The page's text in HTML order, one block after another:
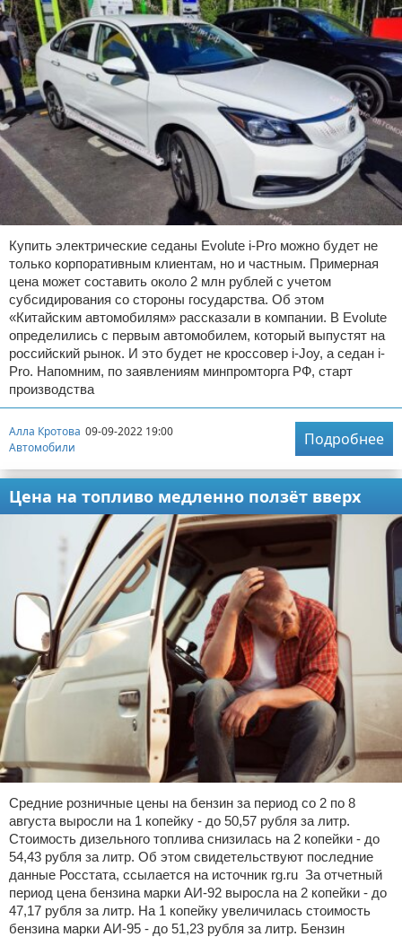
Купить электрические седаны Evolute i-Pro можно будет не
только корпоративным клиентам, но и частным. Примерная
цена может составить около 2 млн рублей с учетом
субсидирования со стороны государства. Об этом
«Китайским автомобилям» рассказали в компании. В Evolute
определились с первым автомобилем, который выпустят на
российский рынок. И это будет не кроссовер i-Joy, а седан i-
Pro. Напомним, по заявлениям минпромторга РФ, старт
производства
Алла Кротова 09-09-2022 19:00
Автомобили
Подробнее
Цена на топливо медленно ползёт вверх
Средние розничные цены на бензин за период со 2 по 8
августа выросли на 1 копейку - до 50,57 рубля за литр.
Стоимость дизельного топлива снизилась на 2 копейки - до
54,43 рубля за литр. Об этом свидетельствуют последние
данные Росстата, ссылается на источник rg.ru За отчетный
период цена бензина марки АИ-92 выросла на 2 копейки - до
47,17 рубля за литр. На 1 копейку увеличилась стоимость
бензина марки АИ-95 - до 51,23 рубля за литр. Бензин